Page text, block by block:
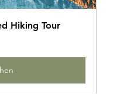
Hiking Tour